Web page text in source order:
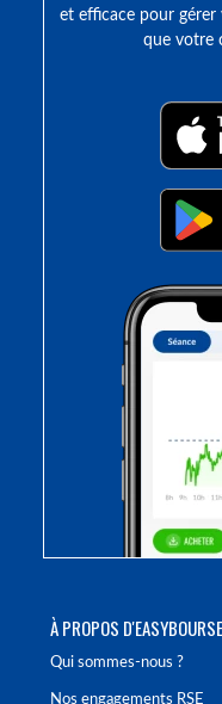
À PROPOS D'EASYBOURSE
Qui sommes-nous ?
Nos engagements RSE
et efficace pour gérer
que votre